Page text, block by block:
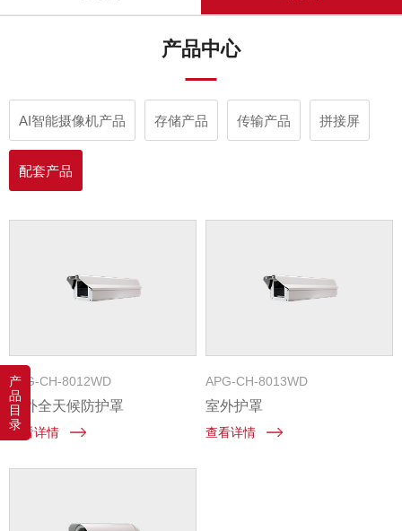
产品中心
AI智能摄像机产品 存储产品 传输产品 拼接屏
配套产品
APG-CH-8012WD
室外全天候防护罩
查看详情
APG-CH-8013WD
室外护罩
查看详情
产
品
目
录